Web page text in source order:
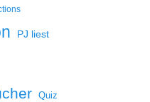
PJ liest
Quiz